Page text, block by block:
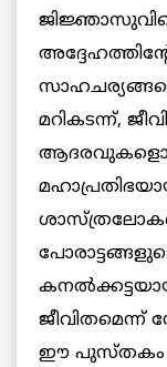
മറികടന്ന്,
ജീവിതമെന്ന്
ഈ പുസ്തകം